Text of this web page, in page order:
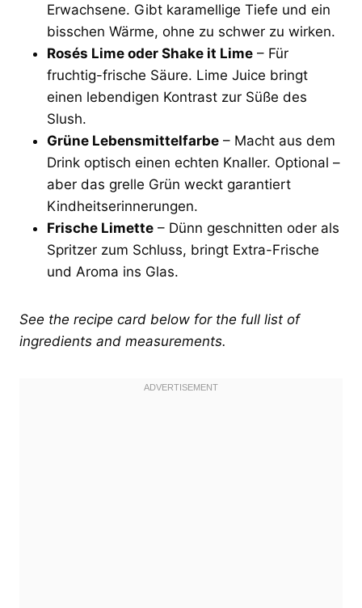
Erwachsene. Gibt karamellige Tiefe und ein
bisschen Wärme, ohne zu schwer zu wirken.
Rosés Lime oder Shake it Lime – Für
fruchtig-frische Säure. Lime Juice bringt
einen lebendigen Kontrast zur Süße des
Slush.
Grüne Lebensmittelfarbe – Macht aus dem
Drink optisch einen echten Knaller. Optional –
aber das grelle Grün weckt garantiert
Kindheitserinnerungen.
Frische Limette – Dünn geschnitten oder als
Spritzer zum Schluss, bringt Extra-Frische
und Aroma ins Glas.
See the recipe card below for the full list of
ingredients and measurements.